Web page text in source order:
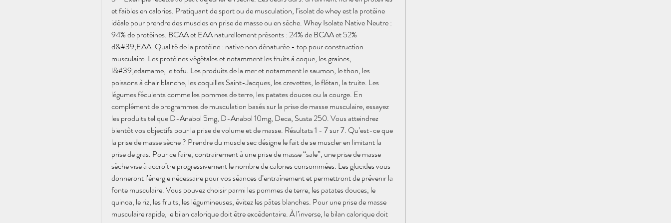
et faibles en calories. Pratiquant de sport ou de musculation, l’isolat de whey est la protéine
idéale pour prendre des muscles en prise de masse ou en sèche. Whey Isolate Native Neutre :
94% de protéines. BCAA et EAA naturellement présents : 24% de BCAA et 52%
d&#39;EAA. Qualité de la protéine : native non dénaturée - top pour construction
musculaire. Les protéines végétales et notamment les fruits à coque, les graines,
l&#39;edamame, le tofu. Les produits de la mer et notamment le saumon, le thon, les
poissons à chair blanche, les coquilles Saint-Jacques, les crevettes, le flétan, la truite. Les
légumes féculents comme les pommes de terre, les patates douces ou la courge. En
complément de programmes de musculation basés sur la prise de masse musculaire, essayez
les produits tel que D-Anabol 5mg, D-Anabol 10mg, Deca, Susta 250. Vous atteindrez
bientôt vos objectifs pour la prise de volume et de masse. Résultats 1 - 7 sur 7. Qu’est-ce que
la prise de masse sèche ? Prendre du muscle sec désigne le fait de se muscler en limitant la
prise de gras. Pour ce faire, contrairement à une prise de masse “sale”, une prise de masse
sèche vise à accroître progressivement le nombre de calories consommées. Les glucides vous
donneront l’énergie nécessaire pour vos séances d’entraînement et permettront de prévenir la
fonte musculaire. Vous pouvez choisir parmi les pommes de terre, les patates douces, le
quinoa, le riz, les fruits, les légumineuses, évitez les pâtes blanches. Pour une prise de masse
musculaire rapide, le bilan calorique doit être excédentaire. À l’inverse, le bilan calorique doit